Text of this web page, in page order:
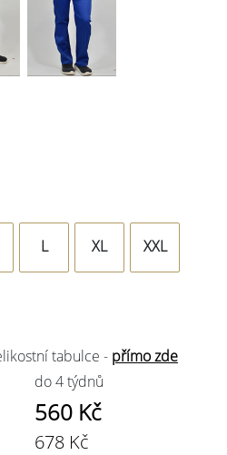
L XL XXL
tabulce - přímo zde
do 4 týdnů
560 Kč
678 Kč